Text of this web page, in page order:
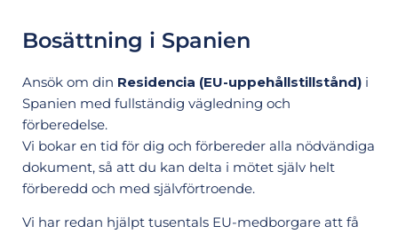
Bosättning i Spanien
Ansök om din Residencia (EU-uppehållstillstånd) i
Spanien med fullständig vägledning och
förberedelse.
Vi bokar en tid för dig och förbereder alla nödvändiga
dokument, så att du kan delta i mötet själv helt
förberedd och med självförtroende.
Vi har redan hjälpt tusentals EU-medborgare att få